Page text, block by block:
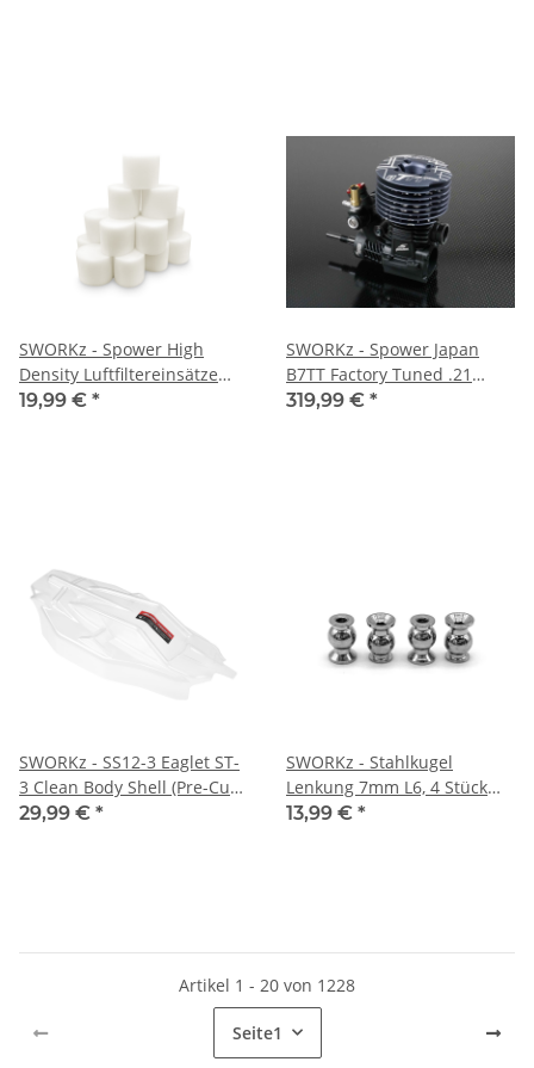
SWORKz - Spower High
Density Luftfiltereinsätze
SWORKz (15 sätze) (SP60201)
19,99 € *
SWORKz - Spower Japan
B7TT Factory Tuned .21
Racing Engine (SP80211)
319,99 € *
SWORKz - SS12-3 Eaglet ST-
3 Clean Body Shell (Pre-Cut)
(SW252003C)
29,99 € *
SWORKz - Stahlkugel
Lenkung 7mm L6, 4 Stück
(SW330779)
13,99 € *
Artikel 1 - 20 von 1228
Seite1